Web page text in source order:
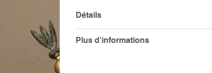
Détails
Plus d'informations